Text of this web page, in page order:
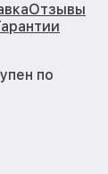
Отзывы
по